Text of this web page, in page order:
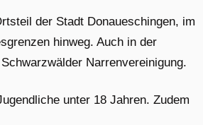
der Stadt Donaueschingen, im
hinweg. Auch in der
Narrenvereinigung.
unter 18 Jahren. Zudem